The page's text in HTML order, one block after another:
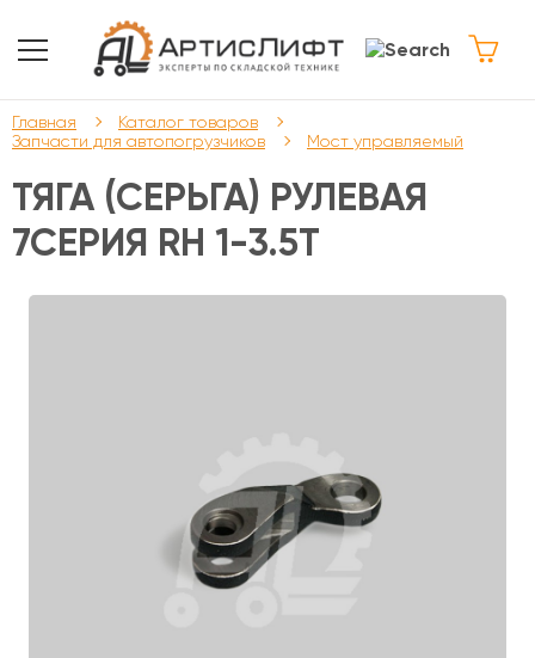
Главная
Каталог товаров
Запчасти для автопогрузчиков
Мост управляемый
ТЯГА (СЕРЬГА) РУЛЕВАЯ
7СЕРИЯ RH 1-3.5T